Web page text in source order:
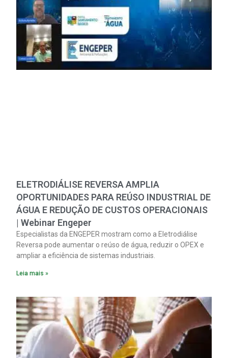
ELETRODIÁLISE REVERSA AMPLIA
OPORTUNIDADES PARA REÚSO INDUSTRIAL DE
ÁGUA E REDUÇÃO DE CUSTOS OPERACIONAIS
| Webinar Engeper
Especialistas da ENGEPER mostram como a Eletrodiálise
Reversa pode aumentar o reúso de água, reduzir o OPEX e
ampliar a eficiência de sistemas industriais.
Leia mais »